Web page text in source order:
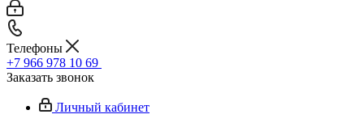
Телефоны
+7 966 978 10 69
Заказать звонок
Личный кабинет